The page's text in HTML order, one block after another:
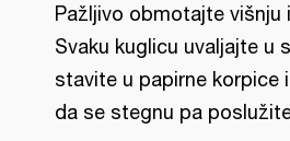
Pažljivo obmotajte višnju
Svaku kuglicu uvaljajte u
stavite u papirne korpice
da se stegnu pa